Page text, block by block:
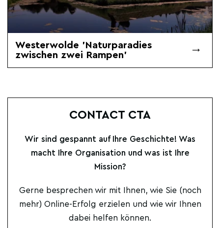
Westerwolde 'Naturparadies
zwischen zwei Rampen'
CONTACT CTA
Wir sind gespannt auf Ihre Geschichte! Was
macht Ihre Organisation und was ist Ihre
Mission?
Gerne besprechen wir mit Ihnen, wie Sie (noch
mehr) Online-Erfolg erzielen und wie wir Ihnen
dabei helfen können.